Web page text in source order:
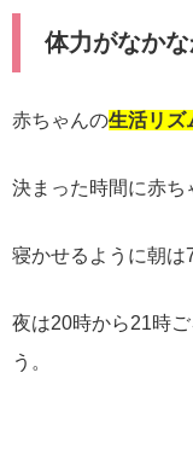
体力がなか
赤ちゃんの生活リズ
決まった時間に赤ち
寝かせるように朝は
夜は20時から21時
う。